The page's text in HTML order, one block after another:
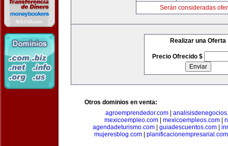
Serán consideradas
Realizar una Oferta
Precio Ofrecido $
Otros dominios en venta:
agroemprendedor.com
mexicoempleo.com
mexicoempleos.com
agendadeturismo.com
guiadescuentos.com
mujeresblog.com
planificacionempresarial.com